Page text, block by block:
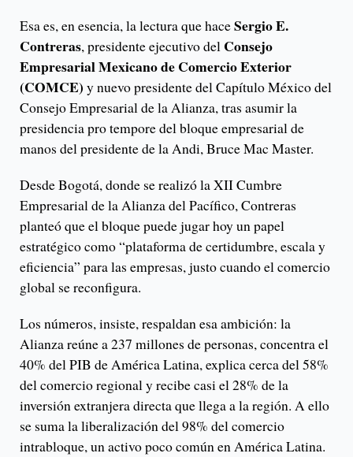
Esa es, en esencia, la lectura que haceSergio E.
Contreras, presidente ejecutivo del Consejo
Empresarial Mexicano de Comercio Exterior
(COMCE) y nuevo presidente del Capítulo México del
Consejo Empresarial de la Alianza, tras asumir la
presidencia pro tempore del bloque empresarial de
manos del presidente de la Andi, Bruce Mac Master.
Desde Bogotá, donde se realizó la XII Cumbre
Empresarial de la Alianza del Pacífico, Contreras
planteó que el bloque puede jugar hoy un papel
estratégico como “plataforma de certidumbre, escala y
eficiencia” para las empresas, justo cuando el comercio
global se reconfigura.
Los números, insiste, respaldan esa ambición: la
Alianza reúne a 237 millones de personas, concentra el
40% del PIB de América Latina, explica cerca del 58%
del comercio regional y recibe casi el 28% de la
inversión extranjera directa que llega a la región. A ello
se suma la liberalización del 98% del comercio
intrabloque, un activo poco común en América Latina.